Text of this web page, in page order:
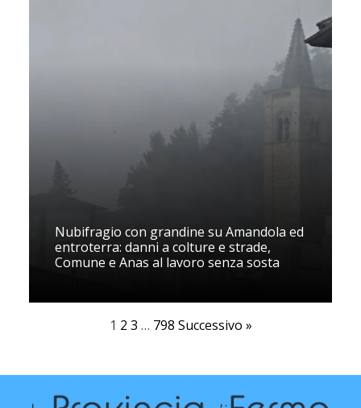
Nubifragio con grandine su Amandola ed
entroterra: danni a colture e strade,
Comune e Anas al lavoro senza sosta
1 2 3 … 798 Successivo »